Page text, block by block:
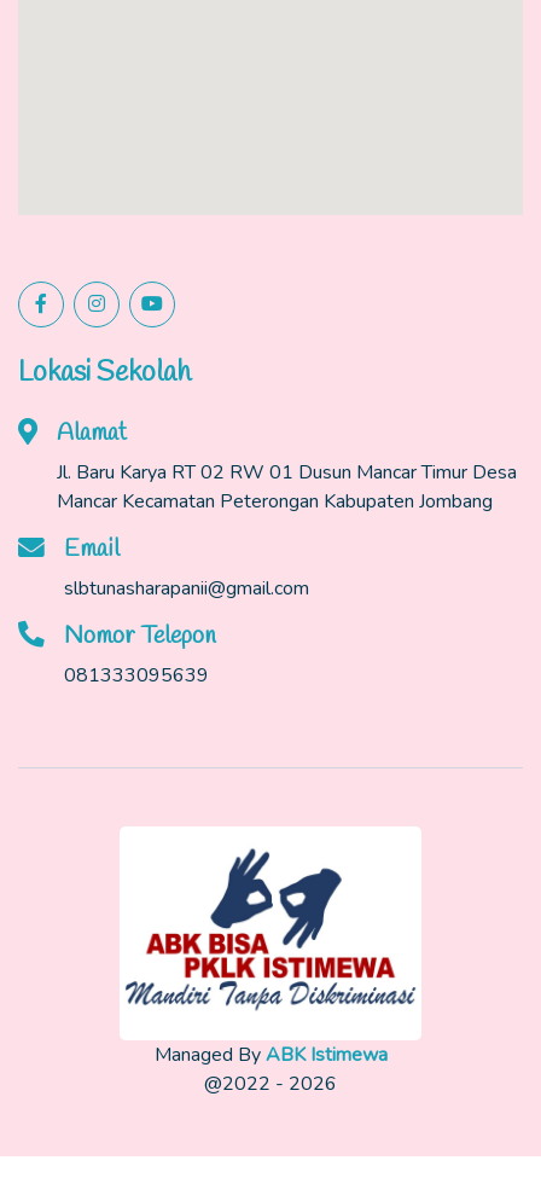
Lokasi Sekolah
Alamat
Jl. Baru Karya RT 02 RW 01 Dusun Mancar Timur Desa
Mancar Kecamatan Peterongan Kabupaten Jombang
Email
slbtunasharapanii@gmail.com
Nomor Telepon
081333095639
Managed ByABK Istimewa
@2022 - 2026